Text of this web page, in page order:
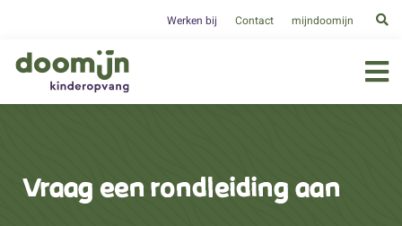
Werken bij Contact mijndoomijn
Vraag een rondleiding aan